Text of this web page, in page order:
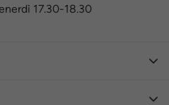
17.30-18.30